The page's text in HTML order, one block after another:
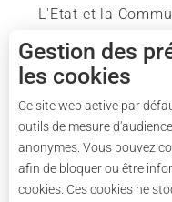
L'Etat et la
soutiennent
Gestion des
les cookies
Ce site web active par
outils de mesure
anonymes. Vous pouvez
afin de bloquer ou être
cookies. Ces cookies ne